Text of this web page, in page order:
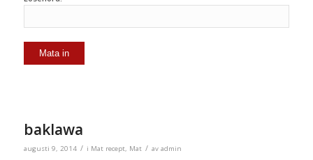
baklawa
augusti 9, 2014 / i Mat recept, Mat / av admin